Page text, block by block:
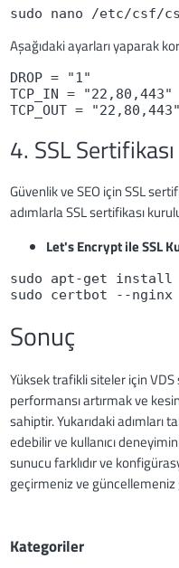
sudo nano /etc/csf/
Aşağıdaki ayarları yaparak
DROP = "1"
TCP_IN = "22,80,443"
TCP_OUT = "22,80,443"
4. SSL
Güvenlik ve SEO için SSL
adımlarla SSL sertifikası
Let's Encrypt ile SSL
sudo apt-get install
sudo certbot --nginx -
Sonuç
Yüksek trafikli siteler için
performansı artırmak ve
sahiptir. Yukarıdaki
edebilir ve kullanıcı
sunucu farklıdır ve
geçirmeniz ve
Kategoriler